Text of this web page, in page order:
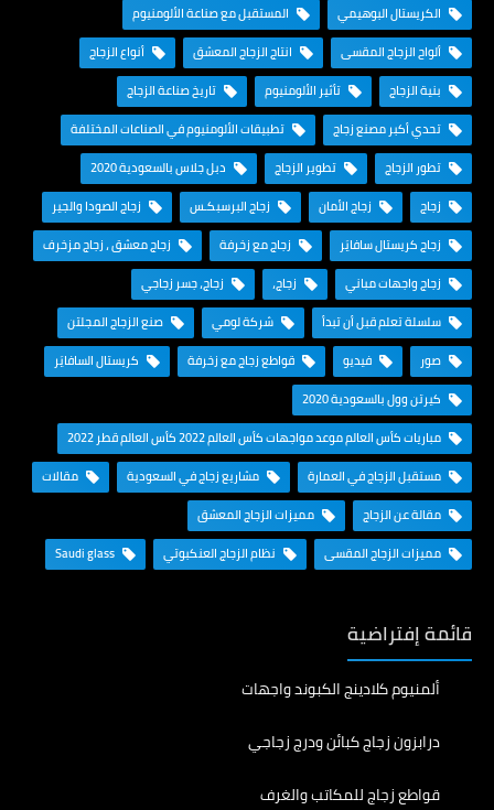
الكريستال البوهيمي
المستقبل مع صناعة الألومنيوم
ألواح الزجاج المقسى
انتاج الزجاج المعشق
أنواع الزجاج
بنية الزجاج
تأثير الألومنيوم
تاريخ صناعة الزجاج
تحدي أكبر مصنع زجاج
تطبيقات الألومنيوم في الصناعات المختلفة
تطور الزجاج
تطوير الزجاج
دبل جلاس بالسعودية 2020
زجاج
زجاج الأمان زجاج البرسبكـس
زجاج الصودا والجير
زجاج كريستال سافايَر
زجاج مع زخرفة
زجاج معشق ، زجاج مزخرف
زجاج واجهات مباني
زجاج،
زجاج، جسر زجاجي
سلسلة تعلم قبل أن تبدأ
شركة لومي
صنع الزجاج المجلتن
صور
فيديو قواطع زجاج مع زخرفة
كريستال السافايَر
كيرتن وول بالسعودية 2020
مباريات كأس العالم موعد مواجهات كأس العالم 2022 كأس العالم قطر 2022
مستقبل الزجاج في العمارة
مشاريع زجاج في السعودية
مقالات
مقالة عن الزجاج
مميزات الزجاج المعشق
مميزات الزجاج المقسى
نظام الزجاج العنكبوتي
قائمة إفتراضية
ألمنيوم كلادينج الكبوند واجهات
درابزون زجاج كبائن ودرج زجاجي
قواطع زجاج للمكاتب والغرف